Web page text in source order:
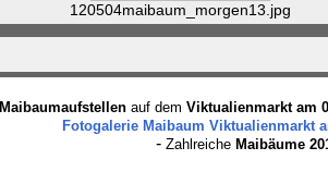
120504maibaum_morgen13.jpg
Maibaumaufstellenauf dem Viktualienmarkt am
Fotogalerie Maibaum Viktualienmarkt
- Zahlreiche Maibäume